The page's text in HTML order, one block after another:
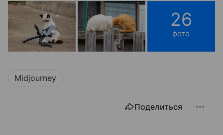
26
фото
Midjourney
Поделиться